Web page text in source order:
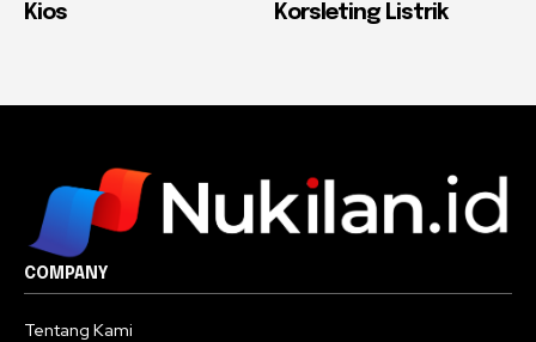
Kios
Korsleting Listrik
COMPANY
Tentang Kami